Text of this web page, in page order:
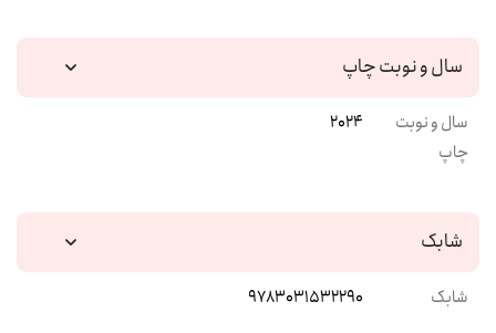
سال و نوبت چاپ
سال و نوبت
چاپ
2024
شابک
شابک 9783031532290